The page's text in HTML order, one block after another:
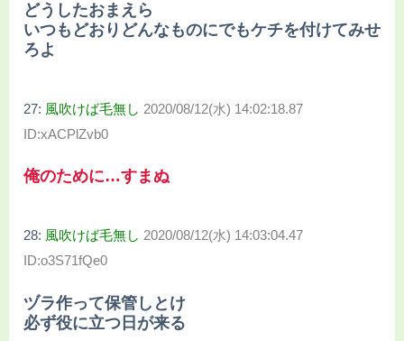
どうしたおまえら
いつもどおりどんなものにでもケチを付けてみせ
ろよ
27: 風吹けば毛無し 2020/08/12(水) 14:02:18.87
ID:xACPlZvb0
俺のために…すまぬ
28: 風吹けば毛無し 2020/08/12(水) 14:03:04.47
ID:o3S71fQe0
ヅラ作って保管しとけ
必ず役に立つ日が来る